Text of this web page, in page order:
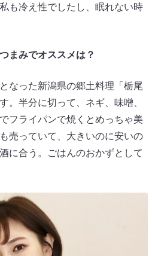
も冷え性でしたし、眠れない時
まみでオススメは？
なった新潟県の郷土料理「栃尾
。半分に切って、ネギ、味噌、
フライパンで焼くとめっちゃ美
売っていて、大きいのに安いの
に合う。ごはんのおかずとして